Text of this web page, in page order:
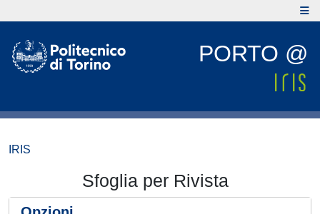
PORTO @
IRIS
Sfoglia per Rivista